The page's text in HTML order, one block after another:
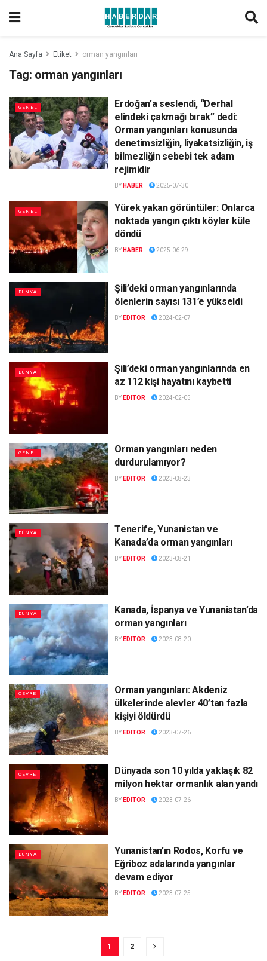
Ana Sayfa Etiket orman yangınları
Tag: orman yangınları
GENEL
Erdoğan’a seslendi, “Derhal
elindeki çakmağı bırak” dedi:
Orman yangınları konusunda
denetimsizliğin, liyakatsizliğin, iş
bilmezliğin sebebi tek adam
rejimidir
BY HABER 2025-07-30
GENEL
Yürek yakan görüntüler: Onlarca
noktada yangın çıktı köyler küle
döndü
BY HABER 2025-06-29
DÜNYA
Şili’deki orman yangınlarında
ölenlerin sayısı 131’e yükseldi
BY EDITOR 2024-02-07
DÜNYA
Şili’deki orman yangınlarında en
az 112 kişi hayatını kaybetti
BY EDITOR 2024-02-05
GENEL
Orman yangınları neden
durdurulamıyor?
BY EDITOR 2023-08-23
DÜNYA
Tenerife, Yunanistan ve
Kanada’da orman yangınları
BY EDITOR 2023-08-21
DÜNYA
Kanada, İspanya ve Yunanistan’da
orman yangınları
BY EDITOR 2023-08-20
ÇEVRE
Orman yangınları: Akdeniz
ülkelerinde alevler 40’tan fazla
kişiyi öldürdü
BY EDITOR 2023-07-26
ÇEVRE
Dünyada son 10 yılda yaklaşık 82
milyon hektar ormanlık alan yandı
BY EDITOR 2023-07-26
DÜNYA
Yunanistan’ın Rodos, Korfu ve
Eğriboz adalarında yangınlar
devam ediyor
BY EDITOR 2023-07-25
1 2